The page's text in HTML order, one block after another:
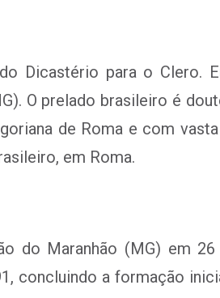
Dicastério para o Clero.
O prelado brasileiro é
de Roma e com
em Roma.
do Maranhão (MG) em
concluindo a formação